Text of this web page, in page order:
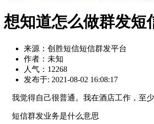
想知道怎么做群发短
来源：创胜短信短信群发平台
作者：未知
人气：12268
发布于: 2021-08-02 16:08:17
我觉得自己很普通。我在酒店工作，至
短信群发业务是什么意思